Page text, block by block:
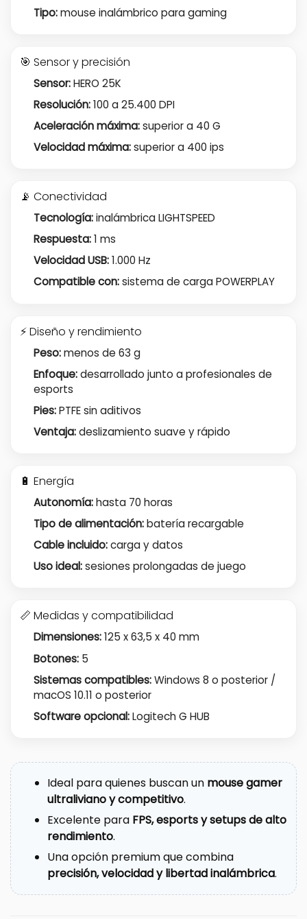
Tipo:mouse inalámbrico para gaming
🎯 Sensor y precisión
Sensor:HERO 25K
Resolución:100 a 25.400 DPI
Aceleración máxima:superior a 40 G
Velocidad máxima:superior a 400 ips
📡 Conectividad
Tecnología:inalámbrica LIGHTSPEED
Respuesta:1 ms
Velocidad USB:1.000 Hz
Compatible con:sistema de carga POWERPLAY
⚡ Diseño y rendimiento
Peso:menos de 63 g
Enfoque:desarrollado junto a profesionales de
esports
Pies:PTFE sin aditivos
Ventaja:deslizamiento suave y rápido
🔋 Energía
Autonomía:hasta 70 horas
Tipo de alimentación:batería recargable
Cable incluido:carga y datos
Uso ideal:sesiones prolongadas de juego
📏 Medidas y compatibilidad
Dimensiones:125 x 63,5 x 40 mm
Botones:5
Sistemas compatibles:Windows 8 o posterior /
macOS 10.11 o posterior
Software opcional:Logitech G HUB
Ideal para quienes buscan un mouse gamer
ultraliviano y competitivo.
Excelente para FPS, esports y setups de alto
rendimiento.
Una opción premium que combina
precisión, velocidad y libertad inalámbrica.